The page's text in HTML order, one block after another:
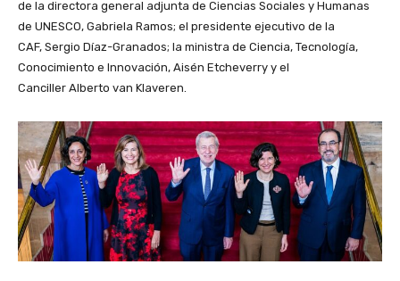
de la directora general adjunta de Ciencias Sociales y Humanas
de UNESCO, Gabriela Ramos; el presidente ejecutivo de la
CAF, Sergio Díaz-Granados; la ministra de Ciencia, Tecnología,
Conocimiento e Innovación, Aisén Etcheverry y el
Canciller Alberto van Klaveren.